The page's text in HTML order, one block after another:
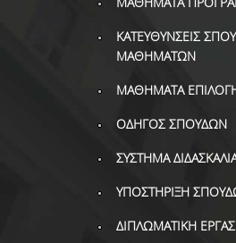
ΚΑΤΕΥΘΥΝΣΕΙΣ
ΜΑΘΗΜΑΤΩΝ
ΜΑΘΗΜΑΤΑ
ΟΔΗΓΟΣ ΣΠΟΥΔΩΝ
ΣΥΣΤΗΜΑ
ΥΠΟΣΤΗΡΙΞΗ
ΔΙΠΛΩΜΑΤΙΚΗ